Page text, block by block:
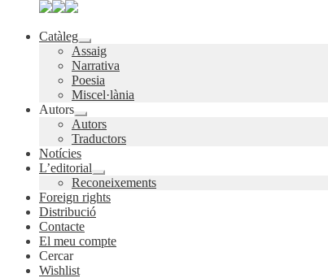
Catàleg
Expandeix
el
menú
secundari
Assaig
Narrativa
Poesia
Miscel·lània
Autors
Expandeix
el
menú
secundari
Autors
Traductors
Notícies
L’editorial
Expandeix
el
menú
Reconeixements
Foreign rights
Distribució
Contacte
El meu compte
Cercar
Wishlist